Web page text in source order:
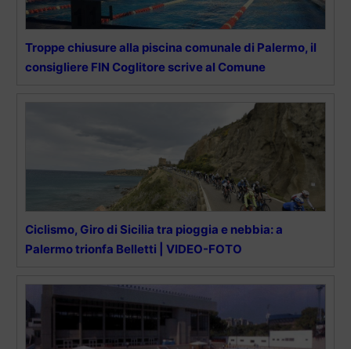
Troppe chiusure alla piscina comunale di Palermo, il
consigliere FIN Coglitore scrive al Comune
Ciclismo, Giro di Sicilia tra pioggia e nebbia: a
Palermo trionfa Belletti | VIDEO-FOTO